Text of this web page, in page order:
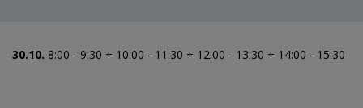
30.10. 8:00 - 9:30 + 10:00 - 11:30 + 12:00 - 13:30 + 14:00 - 15:30